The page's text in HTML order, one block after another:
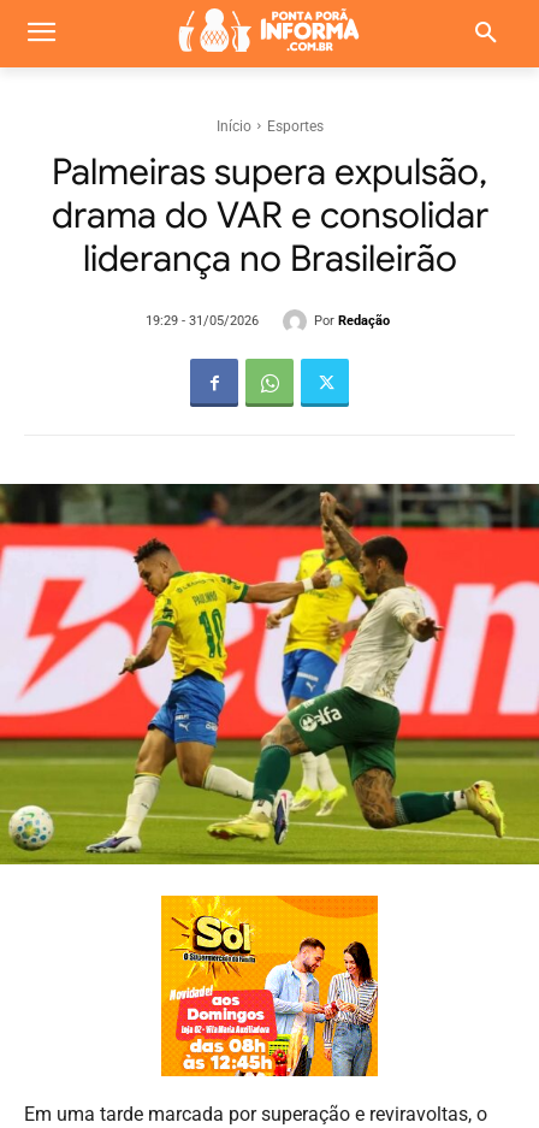
Início Esportes
Palmeiras supera expulsão,
drama do VAR e consolidar
liderança no Brasileirão
19:29 - 31/05/2026 Por Redação
Em uma tarde marcada por superação e reviravoltas, o